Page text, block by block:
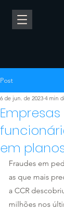
Post
em
6 de jun. de 2023 4 min
Fraudes em
as que mais
a CCR
milhões nos